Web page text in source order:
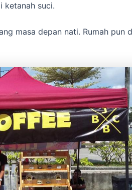
ketanah suci.
masa depan nati. Rumah pun